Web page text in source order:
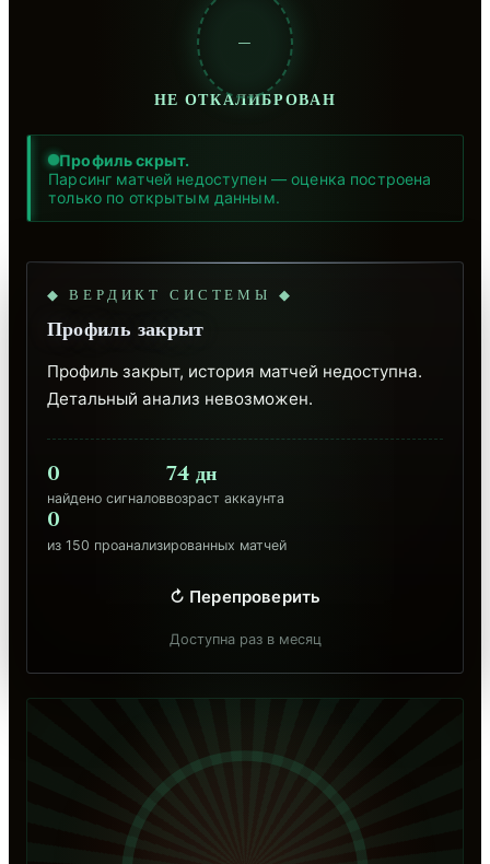
—
НЕ ОТКАЛИБРОВАН
Профиль скрыт.
Парсинг матчей недоступен — оценка построена
только по открытым данным.
◆ ВЕРДИКТ СИСТЕМЫ ◆
Профиль закрыт
Профиль закрыт, история матчей недоступна.
Детальный анализ невозможен.
0
найдено сигналов
74 дн
возраст аккаунта
0
из 150 проанализированных матчей
↻ Перепроверить
Доступна раз в месяц